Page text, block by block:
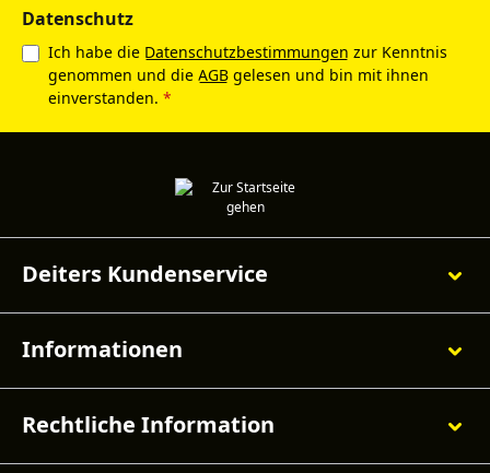
Datenschutz
Ich habe die Datenschutzbestimmungen zur Kenntnis
genommen und die AGB gelesen und bin mit ihnen
einverstanden. *
Deiters Kundenservice
Informationen
Rechtliche Information